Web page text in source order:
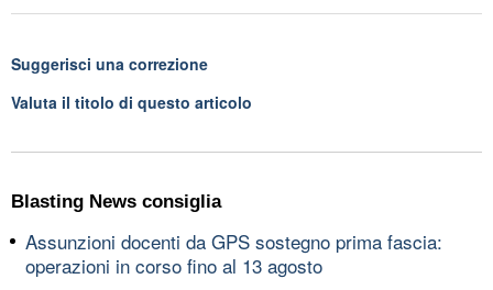
Suggerisci una correzione
Valuta il titolo di questo articolo
Blasting News consiglia
Assunzioni docenti da GPS sostegno prima fascia:
operazioni in corso fino al 13 agosto